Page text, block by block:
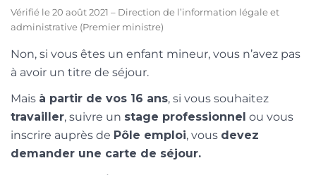
Vérifié le 20 août 2021 – Direction de l’information légale et
administrative (Premier ministre)
Non, si vous êtes un enfant mineur, vous n’avez pas
à avoir un titre de séjour.
Mais à partir de vos 16 ans, si vous souhaitez
travailler, suivre un stage professionnel ou vous
inscrire auprès de Pôle emploi, vous devez
demander une carte de séjour.